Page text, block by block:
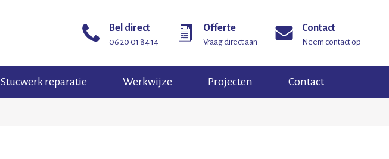
Bel direct
06 20 01 84 14
Offerte
Vraag direct aan
Contact
Neem contact op
Stucwerk reparatie Werkwijze Projecten Contact